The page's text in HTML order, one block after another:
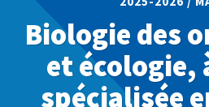
Biologie des
et écologie,
spécialisée